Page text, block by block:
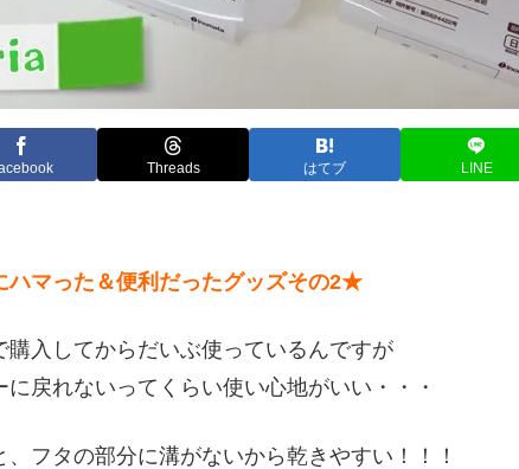
Threads はてブ LINE
マった＆便利だったグッズその2★
購入してからだいぶ使っているんですが
戻れないってくらい使い心地がいい・・・
フタの部分に溝がないから乾きやすい！！！